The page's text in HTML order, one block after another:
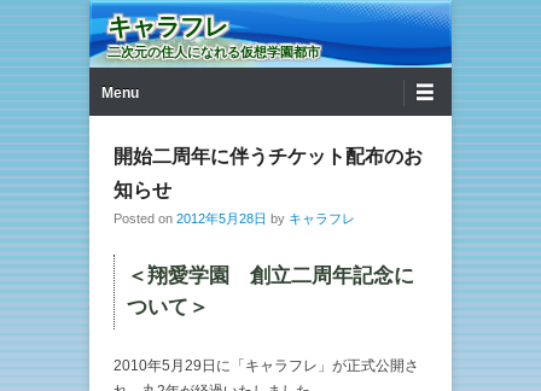
キャラフレ
二次元の住人になれる仮想学園都市
Menu
開始二周年に伴うチケット配布のお
知らせ
Posted on 2012年5月28日 by キャラフレ
＜翔愛学園 創立二周年記念に
ついて＞
2010年5月29日に「キャラフレ」が正式公開さ